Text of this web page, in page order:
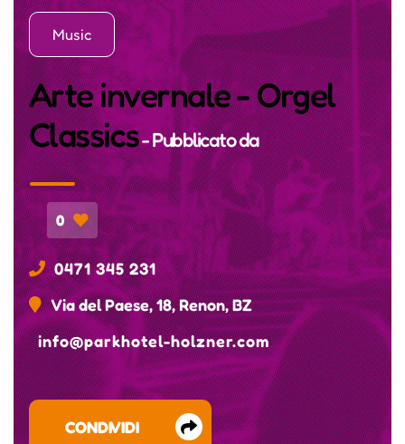
Music
Arte invernale - Orgel
Classics- Pubblicato da
0
0471 345 231
Via del Paese, 18, Renon, BZ
info@parkhotel-holzner.com
CONDIVIDI